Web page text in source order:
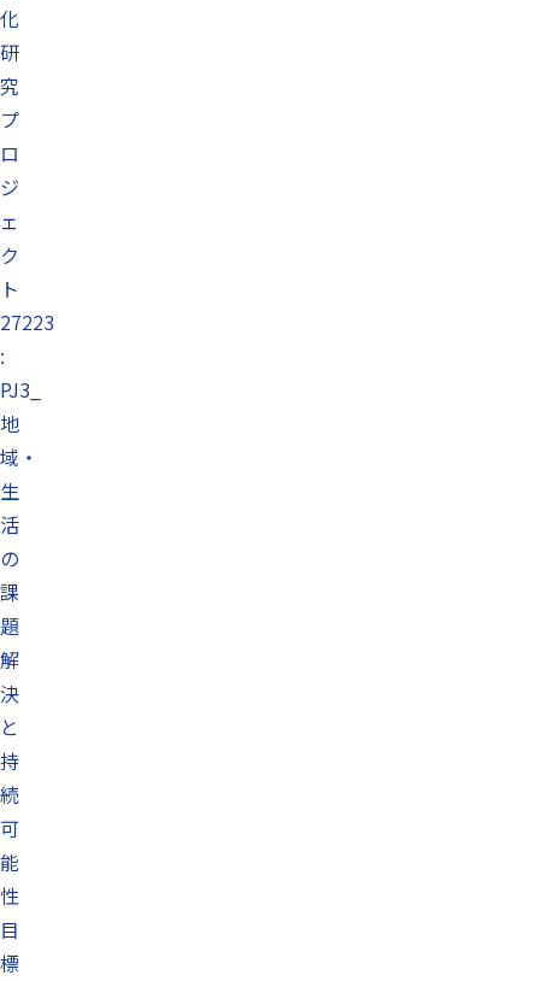
化
研
究
プ
ロ
ジ
ェ
ク
ト
27223
:
PJ3_
地
域・
生
活
の
課
題
解
決
と
持
続
可
能
性
目
標